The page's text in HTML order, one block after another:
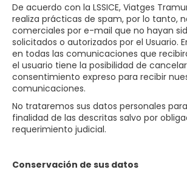
De acuerdo con la LSSICE, Viatges
realiza prácticas de spam, por lo tanto,
comerciales por e-mail que no hayan
solicitados o autorizados por el Usuario.
en todas las comunicaciones que
el usuario tiene la posibilidad de
consentimiento expreso para recibir
comunicaciones.
No trataremos sus datos personales
finalidad de las descritas salvo por
requerimiento judicial.
Conservación de sus datos